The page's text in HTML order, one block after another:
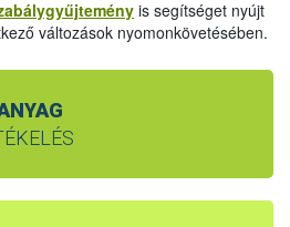
is segítséget nyújt
változások nyomonkövetésében.